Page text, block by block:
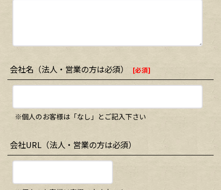
会社名（法人・営業の方は必須） [必須]
※個人のお客様は「なし」とご記入下さい
会社URL（法人・営業の方は必須）